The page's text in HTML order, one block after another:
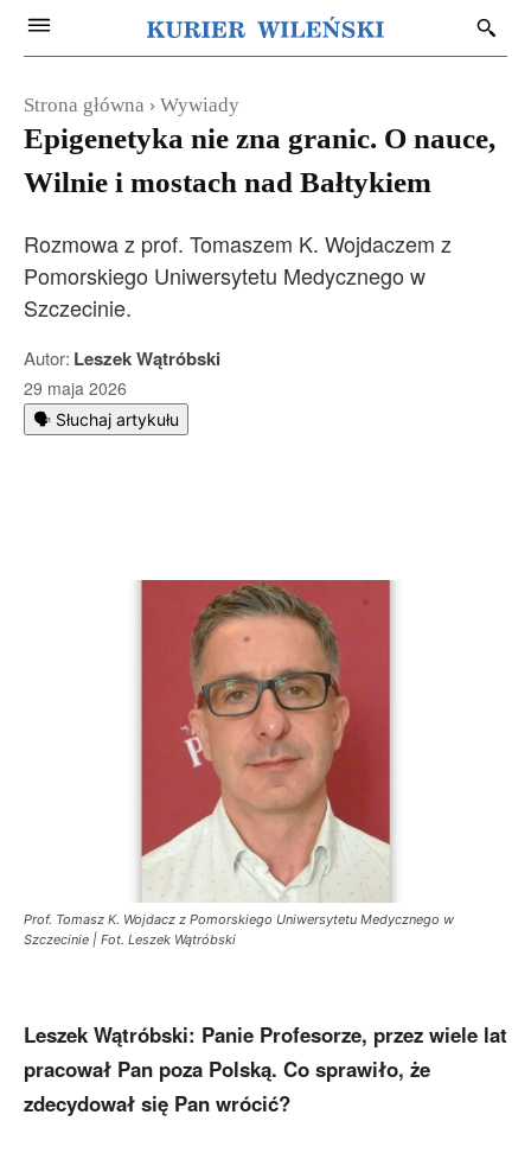
Strona główna Wywiady
Epigenetyka nie zna granic. O nauce,
Wilnie i mostach nad Bałtykiem
Rozmowa z prof. Tomaszem K. Wojdaczem z
Pomorskiego Uniwersytetu Medycznego w
Szczecinie.
Autor: Leszek Wątróbski
29 maja 2026
🗣️ Słuchaj artykułu
Prof. Tomasz K. Wojdacz z Pomorskiego Uniwersytetu Medycznego w
Szczecinie | Fot. Leszek Wątróbski
Leszek Wątróbski: Panie Profesorze, przez wiele lat
pracował Pan poza Polską. Co sprawiło, że
zdecydował się Pan wrócić?